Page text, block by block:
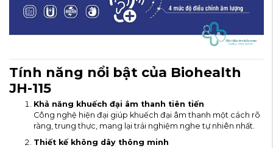
Tính năng nổi bật của Biohealth
JH-115
Khả năng khuếch đại âm thanh tiên tiến
Công nghệ hiện đại giúp khuếch đại âm thanh một cách rõ
ràng, trung thực, mang lại trải nghiệm nghe tự nhiên nhất.
Thiết kế không dây thông minh